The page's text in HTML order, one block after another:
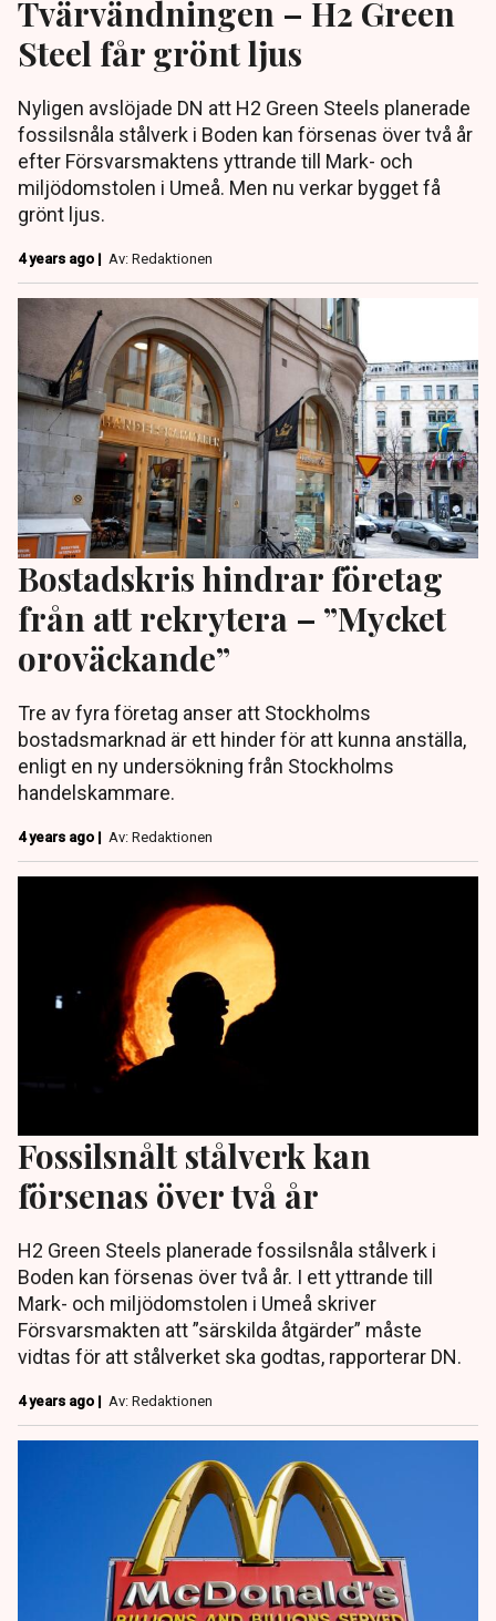
Tvärvändningen – H2 Green
Steel får grönt ljus
Nyligen avslöjade DN att H2 Green Steels planerade
fossilsnåla stålverk i Boden kan försenas över två år
efter Försvarsmaktens yttrande till Mark- och
miljödomstolen i Umeå. Men nu verkar bygget få
grönt ljus.
4 years ago | Av: Redaktionen
Bostadskris hindrar företag
från att rekrytera – ”Mycket
oroväckande”
Tre av fyra företag anser att Stockholms
bostadsmarknad är ett hinder för att kunna anställa,
enligt en ny undersökning från Stockholms
handelskammare.
4 years ago | Av: Redaktionen
Fossilsnålt stålverk kan
försenas över två år
H2 Green Steels planerade fossilsnåla stålverk i
Boden kan försenas över två år. I ett yttrande till
Mark- och miljödomstolen i Umeå skriver
Försvarsmakten att ”särskilda åtgärder” måste
vidtas för att stålverket ska godtas, rapporterar DN.
4 years ago | Av: Redaktionen